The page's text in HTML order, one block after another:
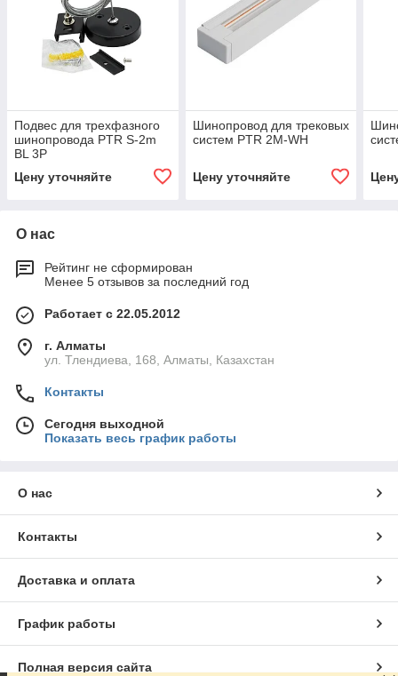
Подвес для трехфазного
шинопровода PTR S-2m
BL 3P
Цену уточняйте
Шинопровод для трековых
систем PTR 2M-WH
Цену уточняйте
О нас
Рейтинг не сформирован
Менее 5 отзывов за последний год
Работает с 22.05.2012
г. Алматы
ул. Тлендиева, 168, Алматы, Казахстан
Контакты
Сегодня выходной
Показать весь график работы
О нас
Контакты
Доставка и оплата
График работы
Полная версия сайта